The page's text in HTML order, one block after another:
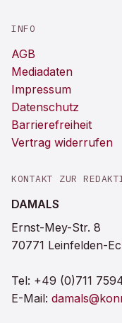
INFO
AGB
Mediadaten
Impressum
Datenschutz
Barrierefreiheit
Vertrag widerrufen
KONTAKT ZUR
DAMALS
Ernst-Mey-Str. 8
70771 Leinfelden-
Tel: +49 (0)711
E-Mail: